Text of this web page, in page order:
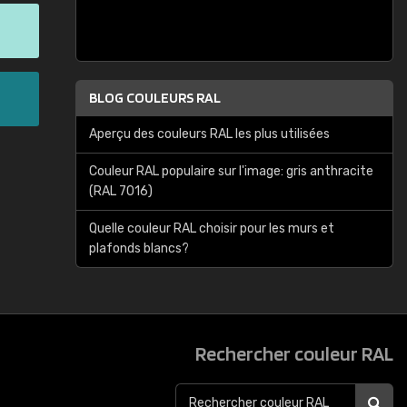
BLOG COULEURS RAL
Aperçu des couleurs RAL les plus utilisées
Couleur RAL populaire sur l'image: gris anthracite
(RAL 7016)
Quelle couleur RAL choisir pour les murs et
plafonds blancs?
Rechercher couleur RAL